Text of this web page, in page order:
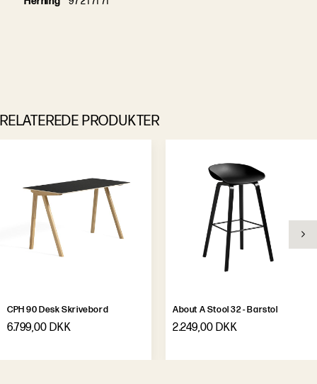
RELATEREDE PRODUKTER
CPH 90 Desk Skrivebord
6.799,00 DKK
About A Stool 32 - Barstol
2.249,00 DKK